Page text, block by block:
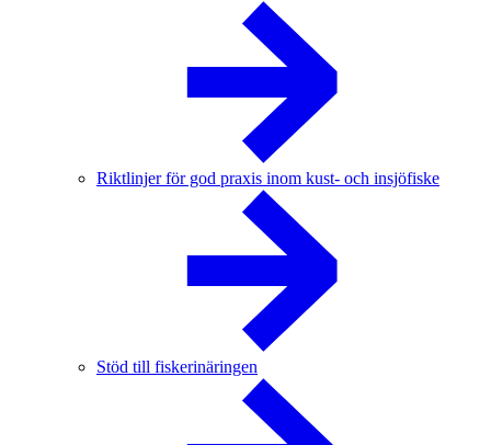
Riktlinjer för god praxis inom kust- och insjöfiske
Stöd till fiskerinäringen